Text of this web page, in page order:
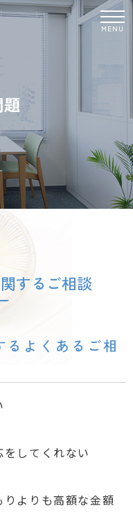
MENU
するご相談
よくあるご相
してくれない
よりも高額な金額